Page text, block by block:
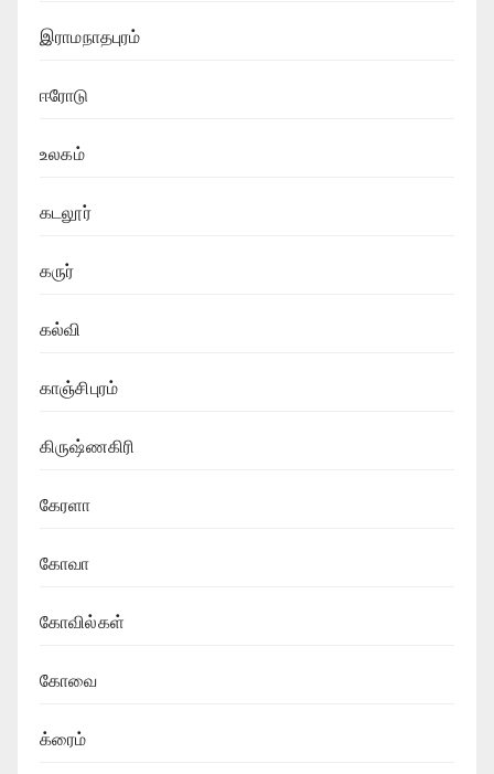
இராமநாதபுரம்
ஈரோடு
உலகம்
கடலூர்
கருர்
கல்வி
காஞ்சிபுரம்
கிருஷ்ணகிரி
கேரளா
கோவா
கோவில்கள்
கோவை
க்ரைம்